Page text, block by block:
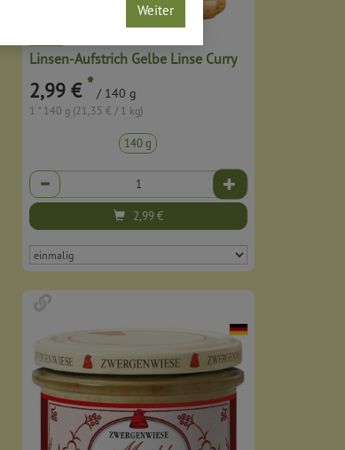
Weiter
Linsen-Aufstrich Gelbe Linse Curry
2,99 €* / 140 g
1 * 140 g (21,35 € / 1 kg)
140 g
Anzahl
2,99€